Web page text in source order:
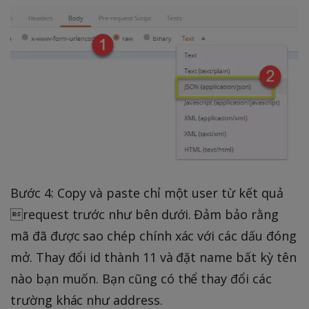
Bước 4: Copy và paste chỉ một user từ kết quả
request trước như bên dưới. Đảm bảo rằng
mã đã được sao chép chính xác với các dấu đóng
mở. Thay đổi id thành 11 và đặt name bất kỳ tên
nào bạn muốn. Bạn cũng có thể thay đổi các
trường khác như address.